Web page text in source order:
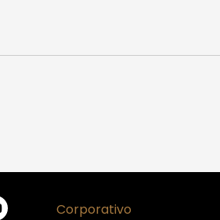
Corporativo